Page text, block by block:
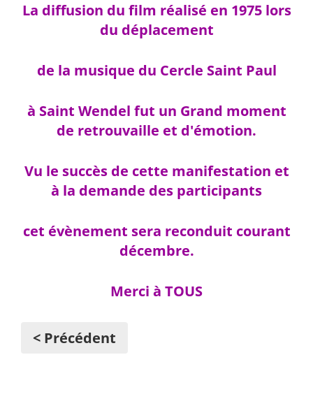
La diffusion du film réalisé en 1975 lors
du déplacement
de la musique du Cercle Saint Paul
à Saint Wendel fut un Grand moment
de retrouvaille et d'émotion.
Vu le succès de cette manifestation et
à la demande des participants
cet évènement sera reconduit courant
décembre.
Merci à TOUS
< Précédent